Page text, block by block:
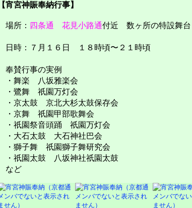
【宵宮神賑奉納行事】
場所： 四条通 花見小路通付近 数ヶ所の特設舞台
日時：７月１６日 １８時頃〜２１時頃
奉賛行事の実例
・舞楽 八坂雅楽会
・鷺舞 祇園万灯会
・京太鼓 京北大杉太鼓保存会
・京舞 祇園甲部歌舞会
・祇園祭音頭踊 祇園万灯会
・大石太鼓 大石神社巴会
・獅子舞 祇園獅子舞研究会
・祇園太鼓 八坂神社祇園太鼓
など